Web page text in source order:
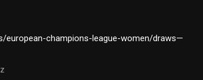
european-champions-league-women/draws—